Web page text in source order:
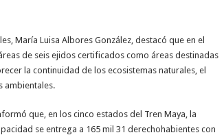
María Luisa Albores González, destacó que en el
de seis ejidos certificados como áreas destinadas
la continuidad de los ecosistemas naturales, el
ambientales.
que, en los cinco estados del Tren Maya, la
se entrega a 165 mil 31 derechohabientes con